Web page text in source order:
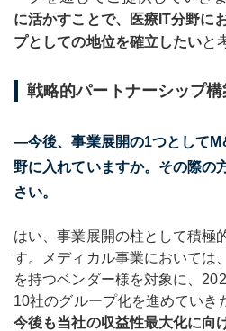
に活かすことで、医療IT分野に
プとしての地位を確立したいと
戦略的パートナーシップ構
―今後、事業展開の1つとして
野に入れていますか。その際の
さい。
はい、事業展開の柱として積極
す。メディカル事業においては
を持つベンダー様を対象に、
10社のグループ化を進めていき
今後も当社の収益性最大化に向